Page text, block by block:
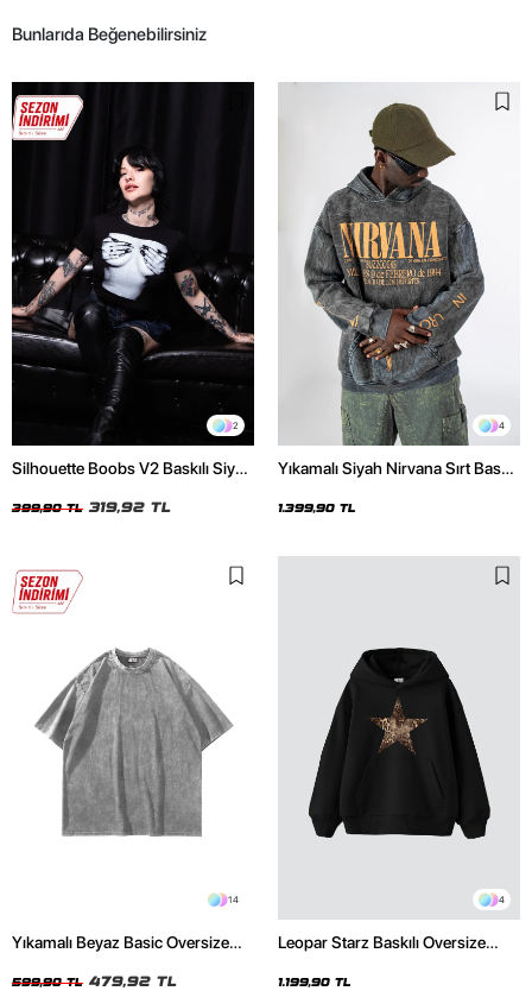
Bunlarıda Beğenebilirsiniz
2
Silhouette Boobs V2 Baskılı Siyah
399,90 TL 319,92 TL
4
Yıkamalı Siyah Nirvana Sırt Baskılı
1.399,90 TL
14
Yıkamalı Beyaz Basic Oversize
599,90 TL 479,92 TL
4
Leopar Starz Baskılı Oversize
1.199,90 TL